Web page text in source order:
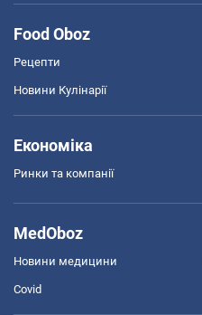
Food Oboz
Рецепти
Новини Кулінарії
Економіка
Ринки та компанії
MedOboz
Новини медицини
Covid